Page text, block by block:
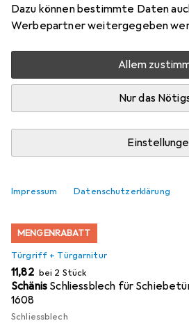
Dazu können bestimmte Daten
Werbepartner weitergegeben
Allem
Nur das
Impressum Datenschutzerklärung
Zubehör für Schänis
Einsteckschlösser
Hier findest du passendes Zubehör
Schiebetür-Einsteckschlösser 1608
MENGENRABATT
Türgriff + Türgarnitur
EUR
11,82 bei 2 Stück
Schänis Schliessblech für
1608
Schliessblech